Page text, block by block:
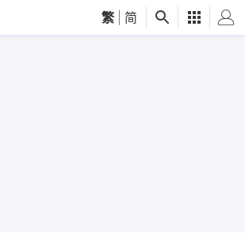
繁 简